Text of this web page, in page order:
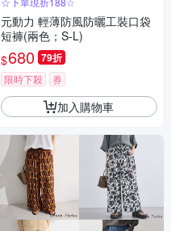
元動力 輕薄防風防曬工裝口袋
短褲(兩色；S-L)
$680 79折
限時下殺 券
加入購物車